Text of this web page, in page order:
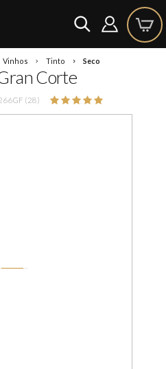
Vinhos Tinto Seco
Corte
(28)